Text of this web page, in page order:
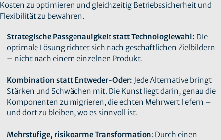
Kosten zu optimieren und gleichzeitig Betriebssicherheit und
Flexibilität zu bewahren.
Strategische Passgenauigkeit statt Technologiewahl: Die
optimale Lösung richtet sich nach geschäftlichen Zielbildern
– nicht nach einem einzelnen Produkt.
Kombination statt Entweder-Oder: Jede Alternative bringt
Stärken und Schwächen mit. Die Kunst liegt darin, genau die
Komponenten zu migrieren, die echten Mehrwert liefern –
und dort zu bleiben, wo es sinnvoll ist.
Mehrstufige, risikoarme Transformation: Durch einen